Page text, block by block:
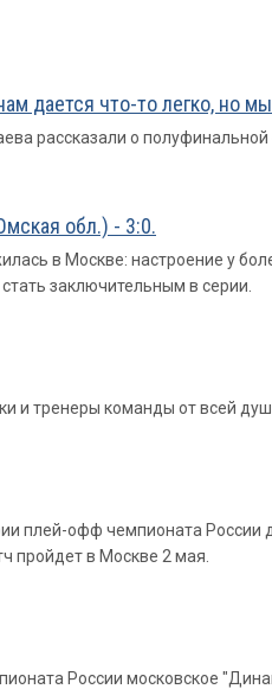
дается что-то легко, но
рассказали о полуфинальной
обл.) - 3:0.
в Москве: настроение у
заключительным в серии.
и тренеры команды от всей
плей-офф чемпионата России
пройдет в Москве 2 мая.
России московское